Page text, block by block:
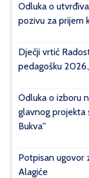
Odluka o
pozivu za prijem
Dječji vrtić
pedagošku
Odluka o izboru
glavnog projekta
Bukva''
Potpisan ugovor
Alagiće